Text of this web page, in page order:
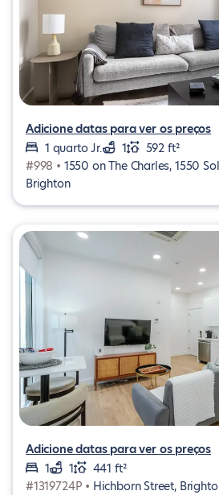
Adicione datas para ver os preços
1 quarto Jr.
1
592 ft²
#998 • 1550 on The Charles, 1550
Brighton
Adicione datas para ver os preços
1
1
441 ft²
#1319724P • Hichborn Street,